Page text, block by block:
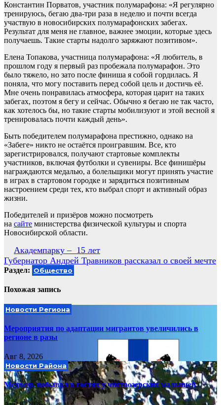
Константин Порватов, участник полумарафона: «Я регулярно
тренируюсь, бегаю два-три раза в неделю и почти всегда
участвую в новосибирских полумарафонских забегах.
Результат для меня не главное, важнее эмоции, которые здесь
получаешь. Такие старты надолго заряжают позитивом».
Елена Топакова, участница полумарафона: «Я любитель, в
прошлом году я первый раз пробежала полумарафон. Это
было тяжело, но зато после финиша я собой гордилась. Я
поняла, что могу поставить перед собой цель и достичь её.
Мне очень понравилась атмосфера, которая царит на таких
забегах, поэтом я бегу и сейчас. Обычно я бегаю не так часто,
как хотелось бы, но такие старты мобилизуют и этой весной я
тренировалась почти каждый день».
Быть победителем полумарафона престижно, однако на
«Забеге» никто не остаётся проигравшим. Все, кто
зарегистрировался, получают стартовые комплекты
участников, включая футболки и сувениры. Все финишёры
награждаются медалью, а болельщики могут принять участие
в играх в стартовом городке и зарядиться позитивным
настроением среди тех, кто выбрал спорт и активный образ
жизни.
Победителей и призёров можно посмотреть
на сайте министерства физической культуры и спорта
Новосибирской области.
Навигация
по
записям
Академпарку – 15 лет
Губернатор Андрей Травников рассказал о своей мечте
Раздел: Общество
Похожая запись
Новости Региона
Мероприятия по адаптации мигрантов увеличились в
регионе в разы
Авг 8, 2026
Новости Района
Медведь побывал в гостях у чистоозерских малышей